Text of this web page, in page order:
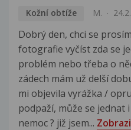
Kožní obtíže M.
Dobrý den, chci se
fotografie vyčíst zda se
problém nebo třeba o
zádech mám už delší
mi objevila vyrážka /
podpaží, může se jednat
nemoc ? již jsem...